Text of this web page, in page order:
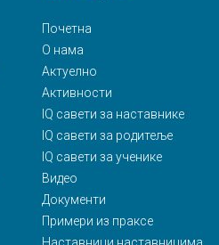
Почетна
О нама
Актуелно
Активности
IQ савети за наставнике
IQ савети за родитеље
IQ савети за ученике
Видео
Документи
Примери из праксе
Наставници наставницима